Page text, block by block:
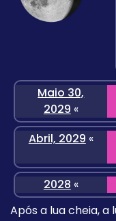
Maio 30,
2029 «
Abril, 2029 «
2028 «
Após a lua cheia, a